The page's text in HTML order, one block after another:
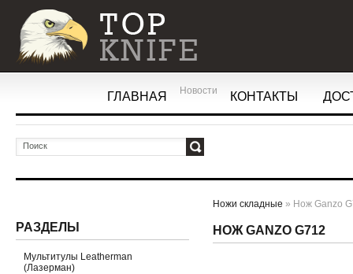
ГЛАВНАЯ Новости КОНТАКТЫ
РАЗДЕЛЫ
Мультитулы Leatherman
(Лазерман)
Ножи складные » Нож Ganzo
НОЖ GANZO G712